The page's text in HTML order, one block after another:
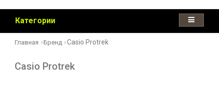
Категории
Главная Бренд Casio Protrek
Casio Protrek